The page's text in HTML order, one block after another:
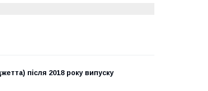
після 2018 року випуску